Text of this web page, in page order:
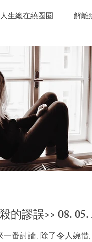
生總在繞圈圈 解離
的謬誤>> 08. 05.
番討論, 除了令人婉惜,